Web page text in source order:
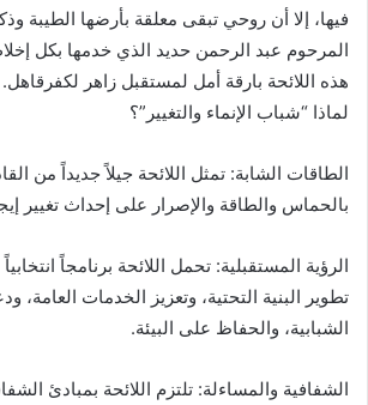
فيها، إلا أن روحي تبقى معلقة بأرضها الطيبة
المرحوم عبد الرحمن حديد الذي خدمها بكل
هذه اللائحة بارقة أمل لمستقبل زاهر لكفرقاهل.
لماذا “شباب الإنماء والتغيير”؟
الطاقات الشابة: تمثل اللائحة جيلاً جديداً من
بالحماس والطاقة والإصرار على إحداث تغيير
الرؤية المستقبلية: تحمل اللائحة برنامجاً
تطوير البنية التحتية، وتعزيز الخدمات العامة،
الشبابية، والحفاظ على البيئة.
الشفافية والمساءلة: تلتزم اللائحة بمبادئ